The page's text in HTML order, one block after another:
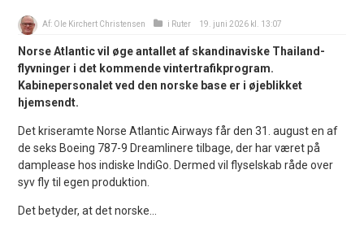
Af: Ole Kirchert Christensen i Ruter 19. juni 2026 kl. 13:07
Norse Atlantic vil øge antallet af skandinaviske Thailand-
flyvninger i det kommende vintertrafikprogram.
Kabinepersonalet ved den norske base er i øjeblikket
hjemsendt.
Det kriseramte Norse Atlantic Airways får den 31. august en af
de seks Boeing 787-9 Dreamlinere tilbage, der har været på
damplease hos indiske IndiGo. Dermed vil flyselskab råde over
syv fly til egen produktion.
Det betyder, at det norske...